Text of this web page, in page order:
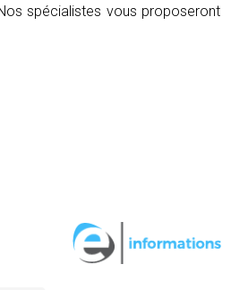
spécialistes vous proposeront